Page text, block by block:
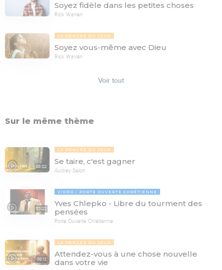
Soyez fidèle dans les petites choses
Rick Warren
LA PENSÉE DU JOUR
Soyez vous-même avec Dieu
Rick Warren
Voir tout
Sur le même thème
08:02
LA PENSÉE DU JOUR
Se taire, c'est gagner
Audrey Selon
57:22
VIDÉO PORTE OUVERTE CHRÉTIENNE
Yves Chlepko - Libre du tourment des
pensées
Porte Ouverte Chrétienne
08:12
LA PENSÉE DU JOUR
Attendez-vous à une chose nouvelle
dans votre vie